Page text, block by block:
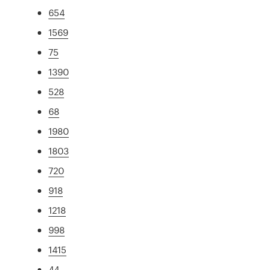
654
1569
75
1390
528
68
1980
1803
720
918
1218
998
1415